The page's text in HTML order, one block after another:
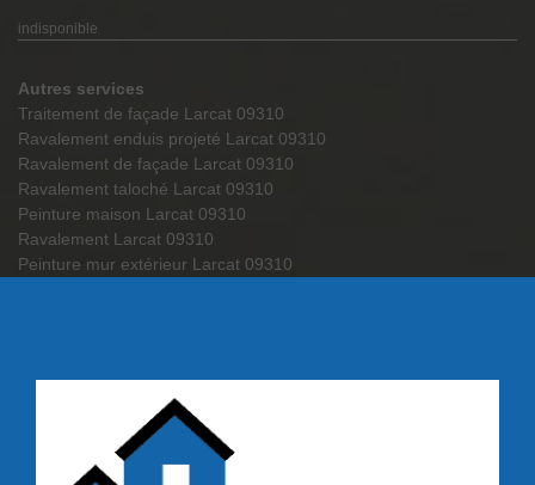
indisponible
Autres services
Traitement de façade Larcat 09310
Ravalement enduis projeté Larcat 09310
Ravalement de façade Larcat 09310
Ravalement taloché Larcat 09310
Peinture maison Larcat 09310
Ravalement Larcat 09310
Peinture mur extérieur Larcat 09310